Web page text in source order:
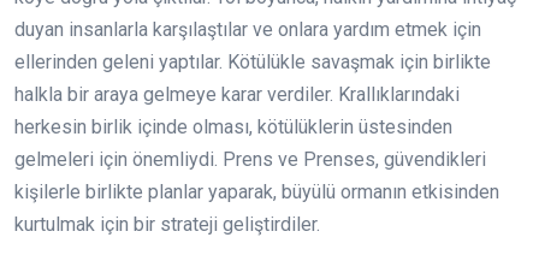
duyan insanlarla karşılaştılar ve onlara yardım etmek için
ellerinden geleni yaptılar. Kötülükle savaşmak için birlikte
halkla bir araya gelmeye karar verdiler. Krallıklarındaki
herkesin birlik içinde olması, kötülüklerin üstesinden
gelmeleri için önemliydi. Prens ve Prenses, güvendikleri
kişilerle birlikte planlar yaparak, büyülü ormanın etkisinden
kurtulmak için bir strateji geliştirdiler.